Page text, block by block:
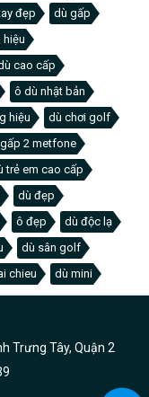
đẹp
dù gấp
hiệu
cao cấp
ô dù nhật bản
hiệu
dù chơi golf
2 metfone
trẻ em cao cấp
dù đẹp
ô đẹp
dù độc lạ
dù sân golf
chieu dù mini
Trưng Tây, Quận 2